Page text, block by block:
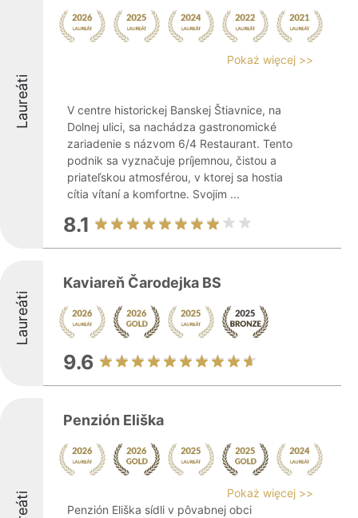
Laureáti
Pokaż więcej >>
V centre historickej Banskej Štiavnice, na
Dolnej ulici, sa nachádza gastronomické
zariadenie s názvom 6/4 Restaurant. Tento
podnik sa vyznačuje príjemnou, čistou a
priateľskou atmosférou, v ktorej sa hostia
cítia vítaní a komfortne. Svojim ...
8.1
Laureáti
Kaviareň Čarodejka BS
9.6
Penzión Eliška
Pokaż więcej >>
Penzión Eliška sídli v pôvabnej obci